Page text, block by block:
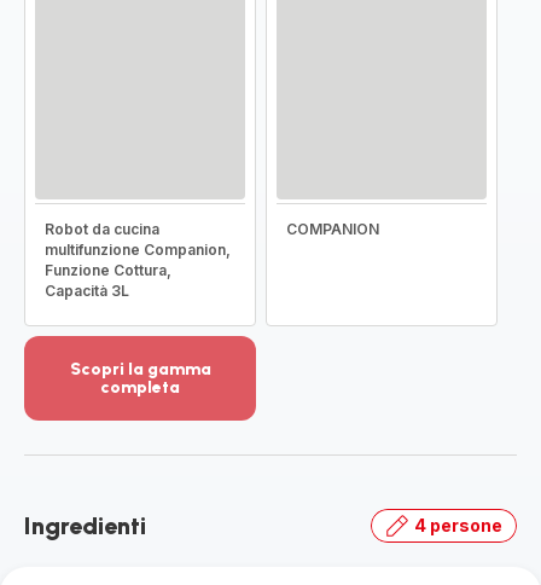
Robot da cucina
multifunzione Companion,
Funzione Cottura,
Capacità 3L
COMPANION
Scopri la gamma
completa
dettagli
la
Ingredienti 4 persone